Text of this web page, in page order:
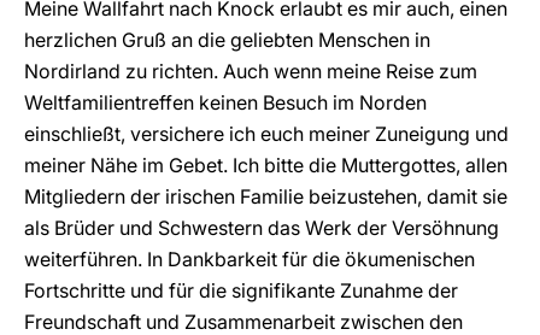
Meine Wallfahrt nach Knock erlaubt es mir auch, einen
herzlichen Gruß an die geliebten Menschen in
Nordirland zu richten. Auch wenn meine Reise zum
Weltfamilientreffen keinen Besuch im Norden
einschließt, versichere ich euch meiner Zuneigung und
meiner Nähe im Gebet. Ich bitte die Muttergottes, allen
Mitgliedern der irischen Familie beizustehen, damit sie
als Brüder und Schwestern das Werk der Versöhnung
weiterführen. In Dankbarkeit für die ökumenischen
Fortschritte und für die signifikante Zunahme der
Freundschaft und Zusammenarbeit zwischen den